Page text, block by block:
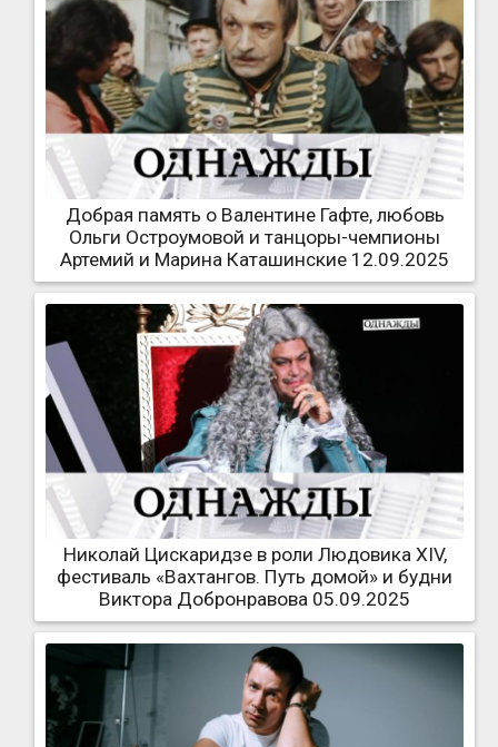
Добрая память о Валентине Гафте, любовь
Ольги Остроумовой и танцоры-чемпионы
Артемий и Марина Каташинские 12.09.2025
Николай Цискаридзе в роли Людовика XIV,
фестиваль «Вахтангов. Путь домой» и будни
Виктора Добронравова 05.09.2025